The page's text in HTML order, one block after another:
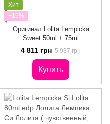
Хит
−19%
Оригинал Lolita Lempicka
Sweet 50ml + 75ml
Подарочный набор Для
Женщин Лолита Лемпика
4 811 грн 5 937 грн
Купить